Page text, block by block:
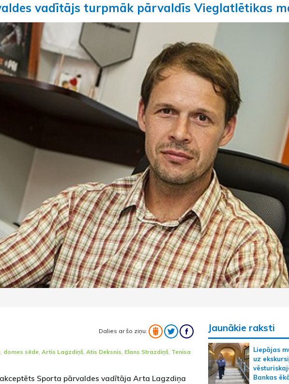
vadītājs turpmāk pārvaldīs Vieglatlētikas
Dalies ar šo ziņu:
, domes sēde, Artis Lagzdiņš, Atis Deksnis, Elans Strazdiņš, Tenisa
Sporta pārvaldes vadītāja Arta Lagzdiņa
Jaunākie raksti
Liepājas
uz
Bankas